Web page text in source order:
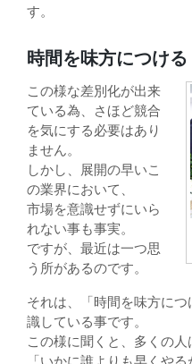
す。
時間を味方につける
この様な差別化が出来
ている為、さほど競合
を気にする必要はあり
ません。
しかし、展開の早いこ
の業界において、
市場を意識せずにいら
れない事も事実。
ですが、最近は一つ思
う所があるのです。
それは、「時間を味方に
識している事です。
この様に聞くと、多くの人
「いかに誰よりも早くや